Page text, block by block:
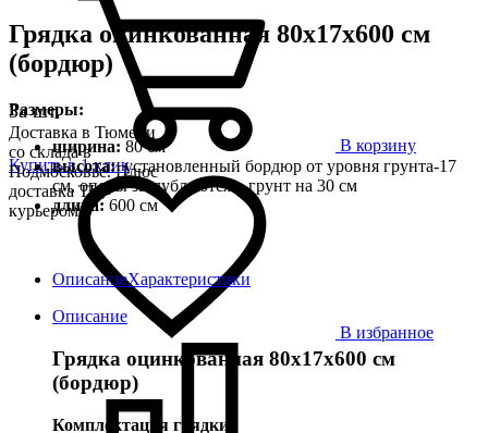
За шт.
Доставка в Тюмени
со склада в
Подмосковье. Плюс
доставка ТК,
курьером
В корзину
Купить в 1 клик
В избранное
Грядка оцинкованная 80х17х600 см
(бордюр)
Размеры:
ширина: 80 см
высота:установленный бордюр от уровня грунта-17
см, опоры заглубляются в грунт на 30 см
длина: 600 см
ОписаниеХарактеристики
Описание
Грядка оцинкованная 80х17х600 см
(бордюр)
Комплектация грядки: